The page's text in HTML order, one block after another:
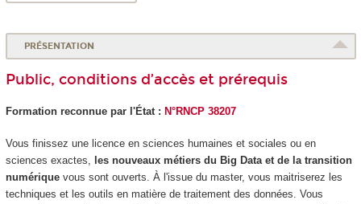
PRÉSENTATION
Public, conditions d’accès et prérequis
Formation reconnue par l'État : N°RNCP 38207
Vous finissez une licence en sciences humaines et sociales ou en
sciences exactes, les nouveaux métiers du Big Data et de la transition
numérique vous sont ouverts. À l'issue du master, vous maitriserez les
techniques et les outils en matière de traitement des données. Vous